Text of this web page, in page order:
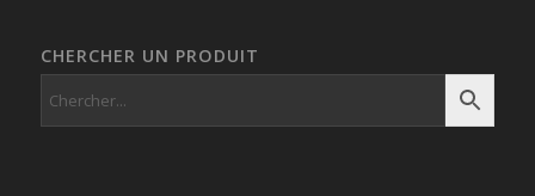
CHERCHER UN PRODUIT